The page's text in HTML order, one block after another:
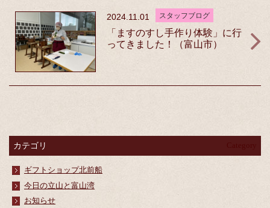
2024.11.01 スタッフブログ
「ますのすし手作り体験」に行
ってきました！（富山市）
カテゴリ
ギフトショップ北前船
今日の立山と富山湾
お知らせ